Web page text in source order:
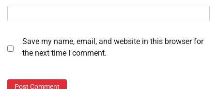
Save my name, email, and website in this browser for
the next time I comment.